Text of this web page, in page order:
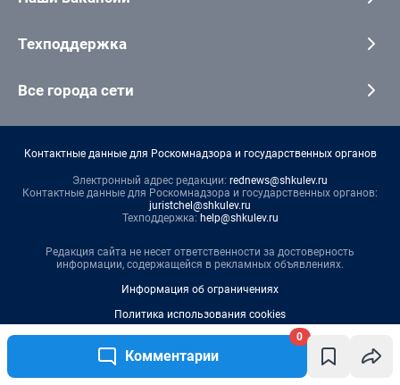
Комментарии
0
Техподдержка
Все города сети
Контактные данные для Роскомнадзора и государственных органов
Электронный адрес редакции: rednews@shkulev.ru
Контактные данные для Роскомнадзора и государственных органов:
juristchel@shkulev.ru
Техподдержка: help@shkulev.ru
Редакция сайта не несет ответственности за достоверность
информации, содержащейся в рекламных объявлениях.
Информация об ограничениях
Политика использования cookies
Политика конфиденциальности и обработки персональных данных и
правила использования сайта